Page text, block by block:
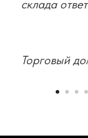
склада
Торговый